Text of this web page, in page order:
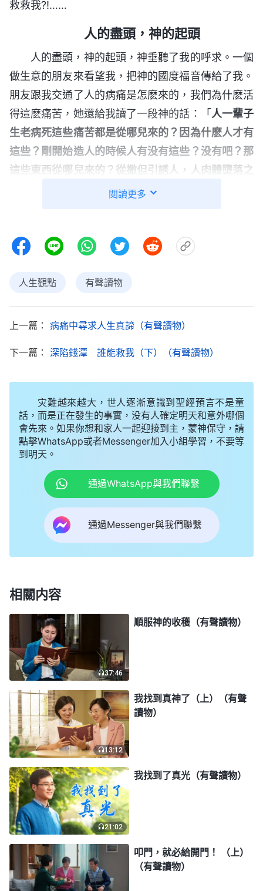
救救我?!……
人的盡頭，神的起頭
人的盡頭，神的起頭，神垂聽了我的呼求。一個
做生意的朋友來看望我，把神的國度福音傳給了我。
朋友跟我交通了人的病痛是怎麽來的，我們為什麽活
得這麽痛苦，她還給我讀了一段神的話：「人一輩子
生老病死這些痛苦都是從哪兒來的？因為什麽人才有
這些？剛開始造人的時候人有没有這些？没有吧？那
這些東西從哪兒來的？從撒但引誘人，人肉體墮落之
後有的這些東西，肉體的痛苦，肉體的煩惱、空虚，
越加深，人的痛苦越來越加重，越來越感覺人間的空
越來越没有希望，所以人這些痛苦是撒但加給人的，
末世基督座談紀要・神體嘗人間痛苦的意義》
後，人就在神的庇護下無憂無慮地生活，享受着神賜
常與神親近來往，活得很幸福。後來人被撒但引誘敗
壞，撒但的毒素進到人裏面，人不再聽神的話，而是
憑撒但毒素活着，漸漸遠離了神，失去了神的保守和
祝福，活在了撒但的權下，人才有了這麽多的痛苦煩
惱。就如撒但給我們灌輸『金錢不是萬能的，但没有
錢是萬萬不能的』『人為財死，鳥為食亡』等毒素，
讓我們一切向『錢』看，把擁有金錢的多少當成衡量
人地位高低的標準，為此我們互相攀比，不甘落後于
人，看見别人有的，自己也想擁有，或者還想擁有更
時，各種疾病、痛苦、煩惱也隨之臨到了我們，我們
活得越來越痛苦，越來越没有出路。末世，神為了把
我們從痛苦中拯救出來，親自
表了拯救我們的一切話語。我們從神的話中看到了人
痛苦的根源，明白了人被撒但敗壞的事實真相，我們
只有接受、順服神的末世作工，在神的話語中明白各
方面的真理，分辨、弃絶撒但灌輸給我們的邪説謬
論，憑神的話活着，才能活在神的保守、祝福中。」
通過朋友的交通，我才明白自己受的一切苦都是
撒但帶來的，我一直以為只要有錢滿足了肉體欲望，
就能活得幸福，原來這是撒但引誘、苦害我的一個陷
阱，撒但就是讓我活在貪欲中，為錢而生，為錢而
死。想想之前神藉着老阿姨給我傳福音，我却以没時
間為由，拒絶接受神的救恩，不顧身體勞累拼命地忙
于挣錢。後來，錢是挣了不少，房也買了，但我的身
閲讀更多
人生觀點 有聲讀物
上一篇： 病痛中尋求人生真諦（有聲讀物）
下一篇： 深陷錢潭 誰能救我（下）（有聲讀物）
灾難越來越大，世人逐漸意識到聖經預言不是童
話，而是正在發生的事實，没有人確定明天和意外哪個
會先來。如果你想和家人一起迎接到主，蒙神保守，請
點擊WhatsApp或者Messenger加入小組學習，不要等
到明天。
通過WhatsApp與我們聯繫
通過Messenger與我們聯繫
相關内容
37:46
順服神的收穫（有聲讀物）
13:12
我找到真神了（上）（有聲
讀物）
21:02
我找到了真光（有聲讀物）
叩門，就必給開門！ （上）
（有聲讀物）